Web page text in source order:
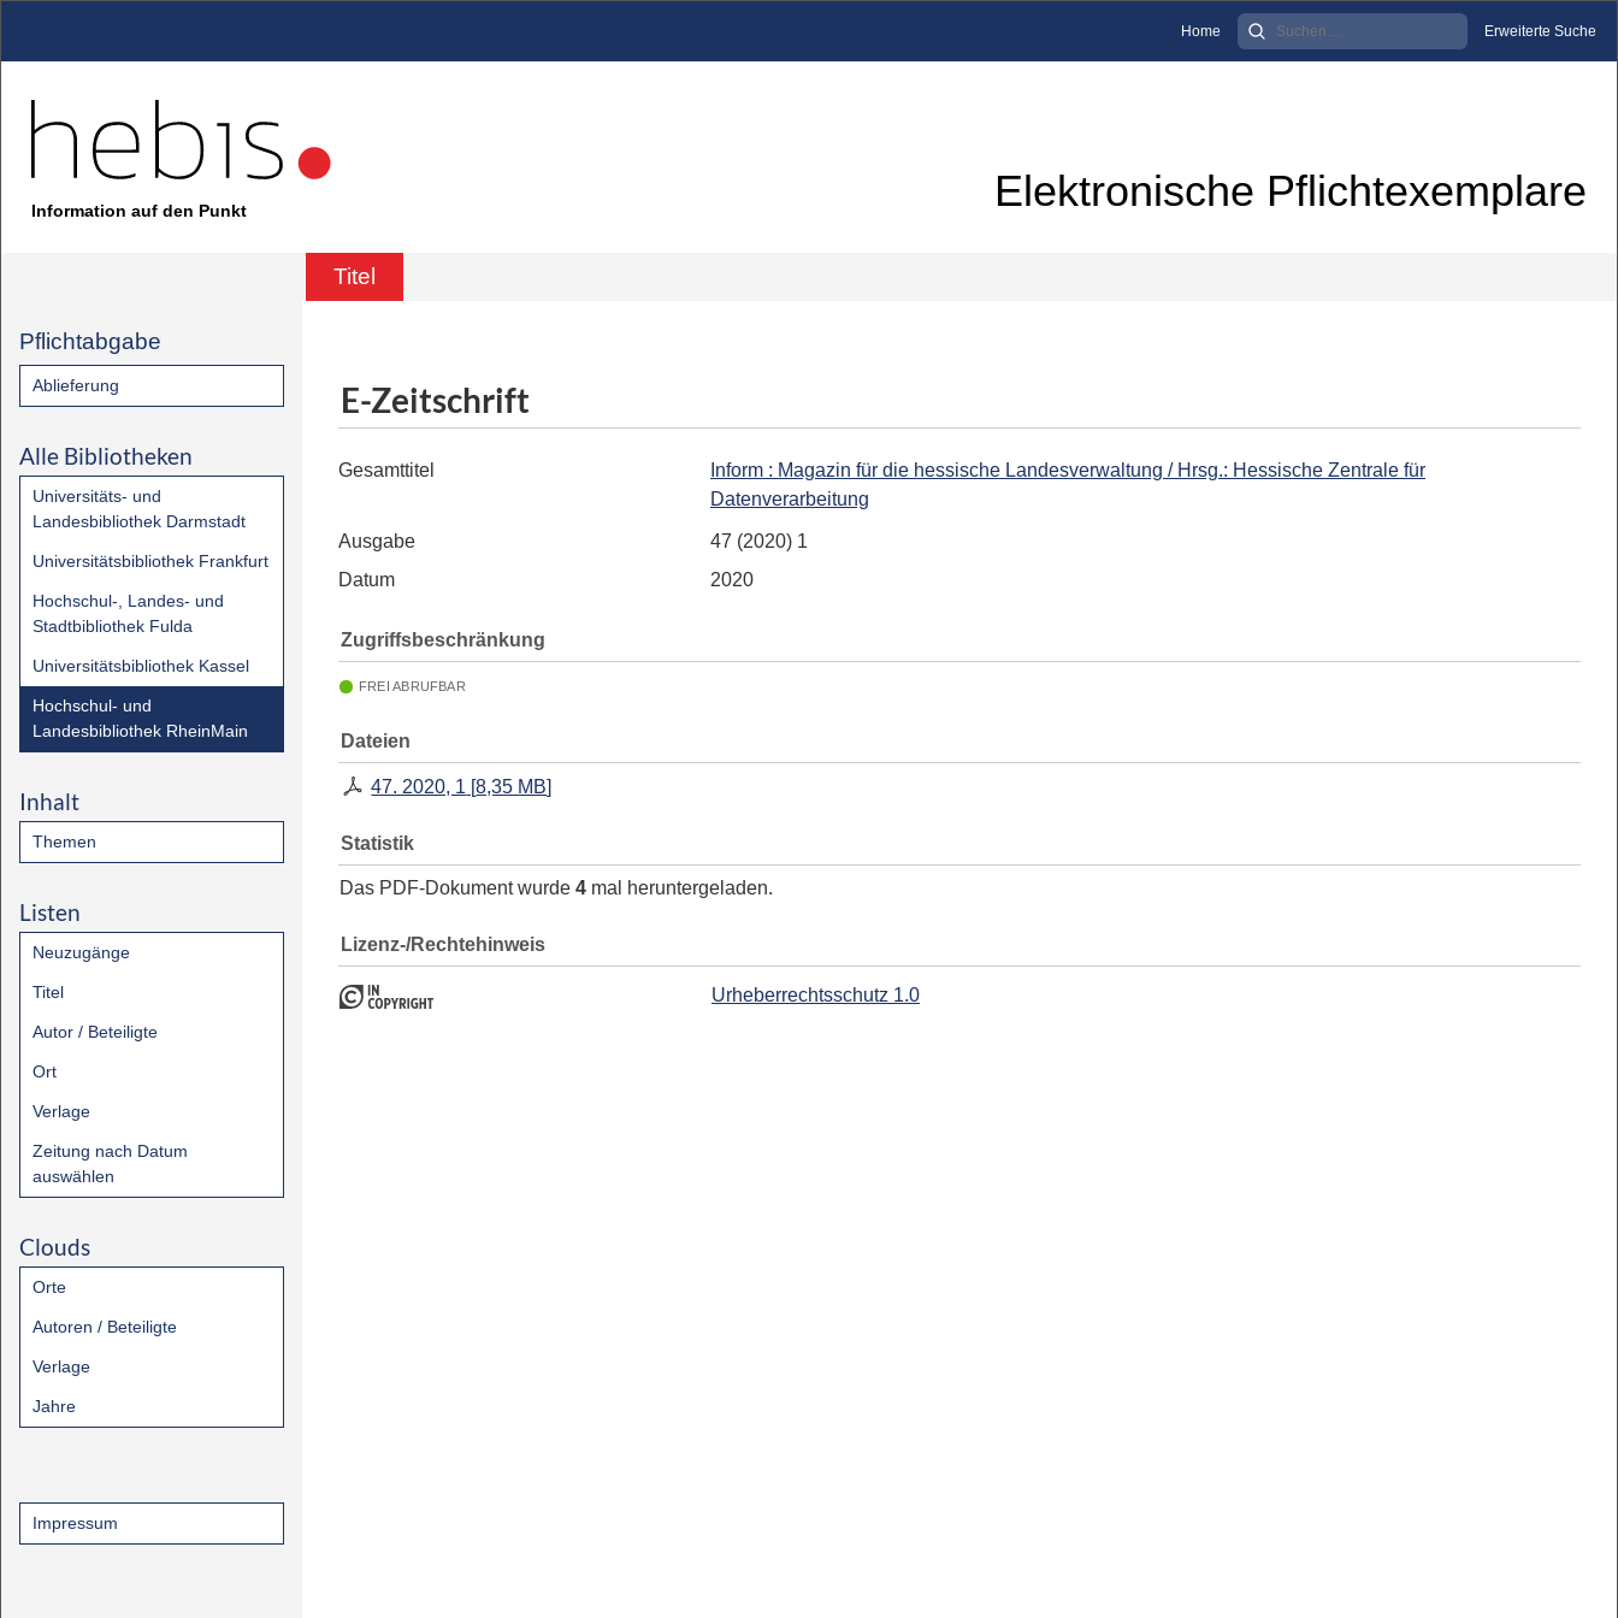
Home Erweiterte Suche
Information auf den Punkt Elektronische Pflichtexemplare
Titel
Pflichtabgabe
Ablieferung
Alle Bibliotheken
Universitäts- und
Landesbibliothek Darmstadt
Universitätsbibliothek Frankfurt
Hochschul-, Landes- und
Stadtbibliothek Fulda
Universitätsbibliothek Kassel
Hochschul- und
Landesbibliothek RheinMain
Inhalt
Themen
Listen
Neuzugänge
Titel
Autor / Beteiligte
Ort
Verlage
Zeitung nach Datum
auswählen
Clouds
Orte
Autoren / Beteiligte
Verlage
Jahre
Impressum
E-Zeitschrift
Gesamttitel
Inform : Magazin für die hessische Landesverwaltung / Hrsg.: Hessische Zentrale für
Datenverarbeitung
Ausgabe
47 (2020) 1
Datum
2020
Zugriffsbeschränkung
FREI ABRUFBAR
Dateien
47. 2020, 1 [8,35 MB]
Statistik
Das PDF-Dokument wurde 4 mal heruntergeladen.
Lizenz-/Rechtehinweis
Urheberrechtsschutz 1.0